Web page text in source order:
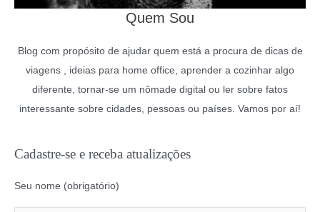
Quem Sou
Blog com propósito de ajudar quem está a procura de dicas de
viagens , ideias para home office, aprender a cozinhar algo
diferente, tornar-se um nômade digital ou ler sobre fatos
interessante sobre cidades, pessoas ou países. Vamos por aí!
Cadastre-se e receba atualizações
Seu nome (obrigatório)